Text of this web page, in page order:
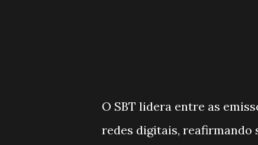
O SBT lidera entre as
redes digitais,